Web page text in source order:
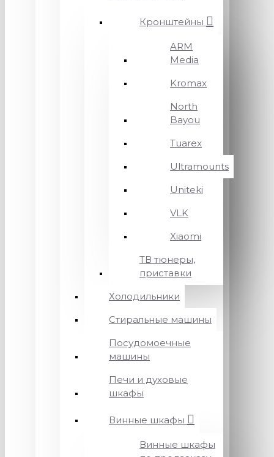
Кронштейны
ARM
Media
Kromax
North
Bayou
Tuarex
Ultramounts
Uniteki
VLK
Xiaomi
ТВ тюнеры,
приставки
Холодильники
Стиральные машины
Посудомоечные
машины
Печи и духовые
шкафы
Винные шкафы
Винные шкафы